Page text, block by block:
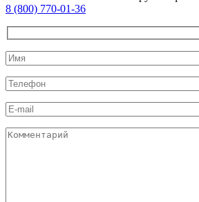
8 (800) 770-01-36